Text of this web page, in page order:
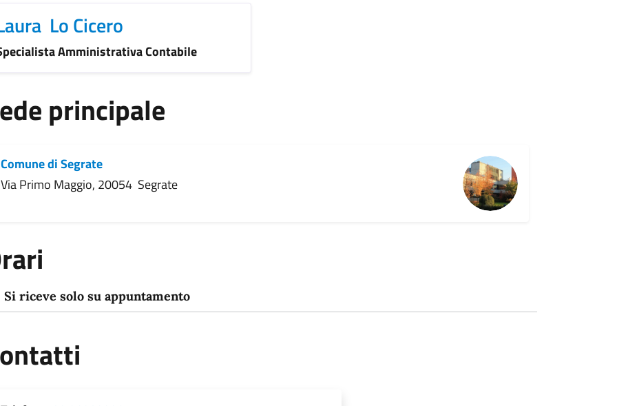
Lo Cicero
Amministrativa Contabile
principale
Comune di Segrate
Via Primo Maggio, 20054 Segrate
Si riceve solo su appuntamento